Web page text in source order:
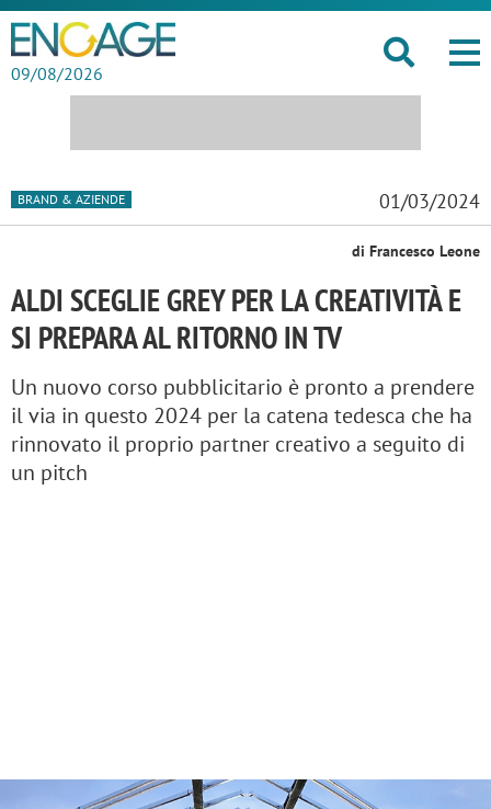
09/08/2026
BRAND & AZIENDE 01/03/2024
di Francesco Leone
ALDI SCEGLIE GREY PER LA CREATIVITÀ E
SI PREPARA AL RITORNO IN TV
Un nuovo corso pubblicitario è pronto a prendere
il via in questo 2024 per la catena tedesca che ha
rinnovato il proprio partner creativo a seguito di
un pitch